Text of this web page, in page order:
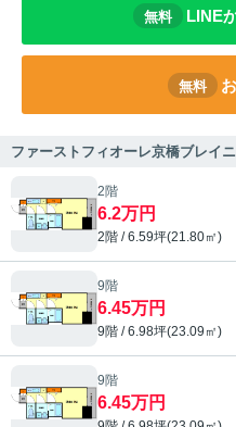
無料 LINE
無料
ファーストフィオーレ京橋ブレイ
2階
6.2万円
2階 / 6.59坪(21.80㎡)
9階
6.45万円
9階 / 6.98坪(23.09㎡)
9階
6.45万円